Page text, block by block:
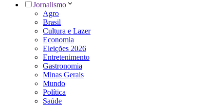
Jornalismo
Agro
Brasil
Cultura e Lazer
Economia
Eleições 2026
Entretenimento
Gastronomia
Minas Gerais
Mundo
Política
Saúde